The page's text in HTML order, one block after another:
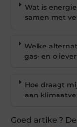
Wat is
samen met
Welke
gas- en
Hoe draagt
aan
Goed artikel?